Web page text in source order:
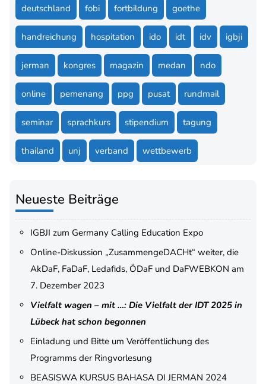
deutschland fobi fortbildung goethe
handreichung hospitation ido idt idv igbji
jerman kongres magazin medan ndo
online pemenang ppg pusat rundmail
seminar sprachkurs stipendium tagung
thailand unj verband wettbewerb
Neueste Beiträge
IGBJI zum Germany Calling Education Expo
Online-Diskussion „ZusammengeDACHt“ weiter, die
AkDaF, FaDaF, Ledafids, ÖDaF und DaFWEBKON am
7. Dezember 2023
Vielfalt wagen – mit …: Die Vielfalt der IDT 2025 in
Lübeck hat schon begonnen
Einladung und Bitte um Veröffentlichung des
Programms der Ringvorlesung
BEASISWA KURSUS BAHASA DI JERMAN 2024